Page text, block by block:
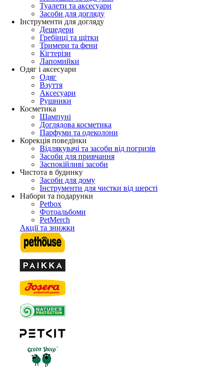
Туалети та аксесуари
Засоби для догляду
Інструменти для догляду
Дешедери
Гребінці та щітки
Тримери та фени
Кігтерізи
Лапомийки
Одяг і аксесуари
Одяг
Взуття
Аксесуари
Рушники
Косметика
Шампуні
Доглядова косметика
Парфуми та одеколони
Корекція поведінки
Відлякувачі та засоби від погризів
Засоби для привчання
Заспокійливі засоби
Чистота в будинку
Засоби для дому
Інструменти для чистки від шерсті
Набори та подарунки
Petbox
Фотоальбоми
PetMerch
Акції та знижки